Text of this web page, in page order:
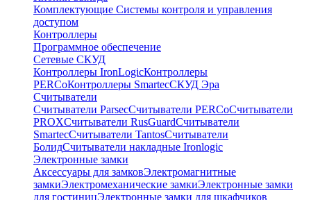
Комплектующие Системы контроля и управления
доступом
Контроллеры
Программное обеспечение
Сетевые СКУД
Контроллеры IronLogicКонтроллеры
PERCoКонтроллеры SmartecСКУД Эра
Считыватели
Считыватели ParsecСчитыватели PERCoСчитыватели
PROXСчитыватели RusGuardСчитыватели
SmartecСчитыватели TantosСчитыватели
БолидСчитыватели накладные Ironlogic
Электронные замки
Аксессуары для замковЭлектромагнитные
замкиЭлектромеханические замкиЭлектронные замки
для гостиницЭлектронные замки для шкафчиков